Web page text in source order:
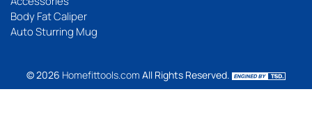
Body Fat Caliper
Auto Sturring Mug
© 2026 Homefittools.com All Rights Reserved.